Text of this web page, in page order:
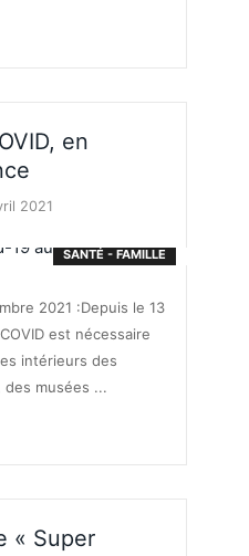
en
2021
SANTÉ - FAMILLE
2021 :Depuis le 13
est nécessaire
intérieurs des
musées ...
« Super